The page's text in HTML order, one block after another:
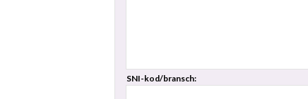
SNI-kod/bransch: